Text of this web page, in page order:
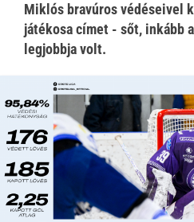
Miklós bravúros védéseivel
játékosa címet - sőt, inkább
legjobbja volt.